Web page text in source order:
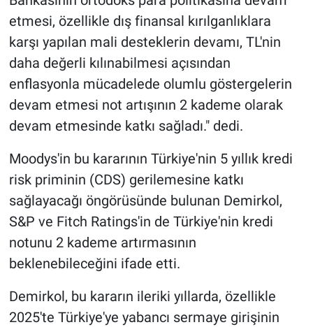
etmesi, özellikle dış finansal kırılganlıklara
karşı yapılan mali desteklerin devamı, TL'nin
daha değerli kılınabilmesi açısından
enflasyonla mücadelede olumlu göstergelerin
devam etmesi not artışının 2 kademe olarak
devam etmesinde katkı sağladı." dedi.
Moodys'in bu kararının Türkiye'nin 5 yıllık kredi
risk priminin (CDS) gerilemesine katkı
sağlayacağı öngörüsünde bulunan Demirkol,
S&P ve Fitch Ratings'in de Türkiye'nin kredi
notunu 2 kademe artırmasının
beklenebileceğini ifade etti.
Demirkol, bu kararın ileriki yıllarda, özellikle
2025'te Türkiye'ye yabancı sermaye girişinin